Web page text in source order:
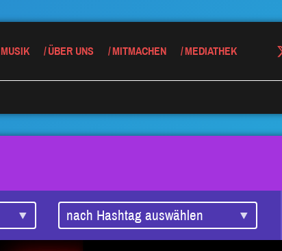
MUSIK ÜBER UNS MITMACHEN MEDIATHEK